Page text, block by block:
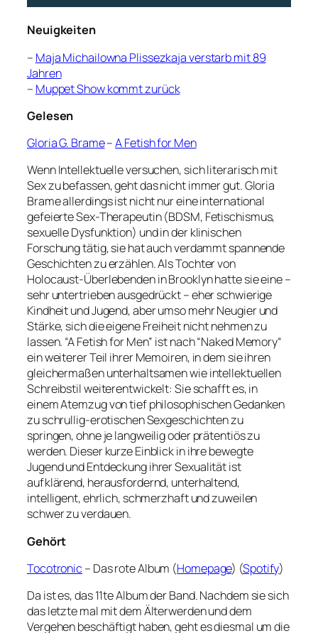
Neuigkeiten
– Maja Michailowna Plissezkaja verstarb mit 89
Jahren
– Muppet Show kommt zurück
Gelesen
Gloria G. Brame–A Fetish for Men
Wenn Intellektuelle versuchen, sich literarisch mit
Sex zu befassen, geht das nicht immer gut. Gloria
Brame allerdings ist nicht nur eine international
gefeierte Sex-Therapeutin (BDSM, Fetischismus,
sexuelle Dysfunktion) und in der klinischen
Forschung tätig, sie hat auch verdammt spannende
Geschichten zu erzählen. Als Tochter von
Holocaust-Überlebenden in Brooklyn hatte sie eine –
sehr untertrieben ausgedrückt – eher schwierige
Kindheit und Jugend, aber umso mehr Neugier und
Stärke, sich die eigene Freiheit nicht nehmen zu
lassen. “A Fetish for Men” ist nach “Naked Memory“
ein weiterer Teil ihrer Memoiren, in dem sie ihren
gleichermaßen unterhaltsamen wie intellektuellen
Schreibstil weiterentwickelt: Sie schafft es, in
einem Atemzug von tief philosophischen Gedanken
zu schrullig-erotischen Sexgeschichten zu
springen, ohne je langweilig oder prätentiös zu
werden. Dieser kurze Einblick in ihre bewegte
Jugend und Entdeckung ihrer Sexualität ist
aufklärend, herausfordernd, unterhaltend,
intelligent, ehrlich, schmerzhaft und zuweilen
schwer zu verdauen.
Gehört
Tocotronic – Das rote Album (Homepage) (Spotify)
Da ist es, das 11te Album der Band. Nachdem sie sich
das letzte mal mit dem Älterwerden und dem
Vergehen beschäftigt haben, geht es diesmal um die